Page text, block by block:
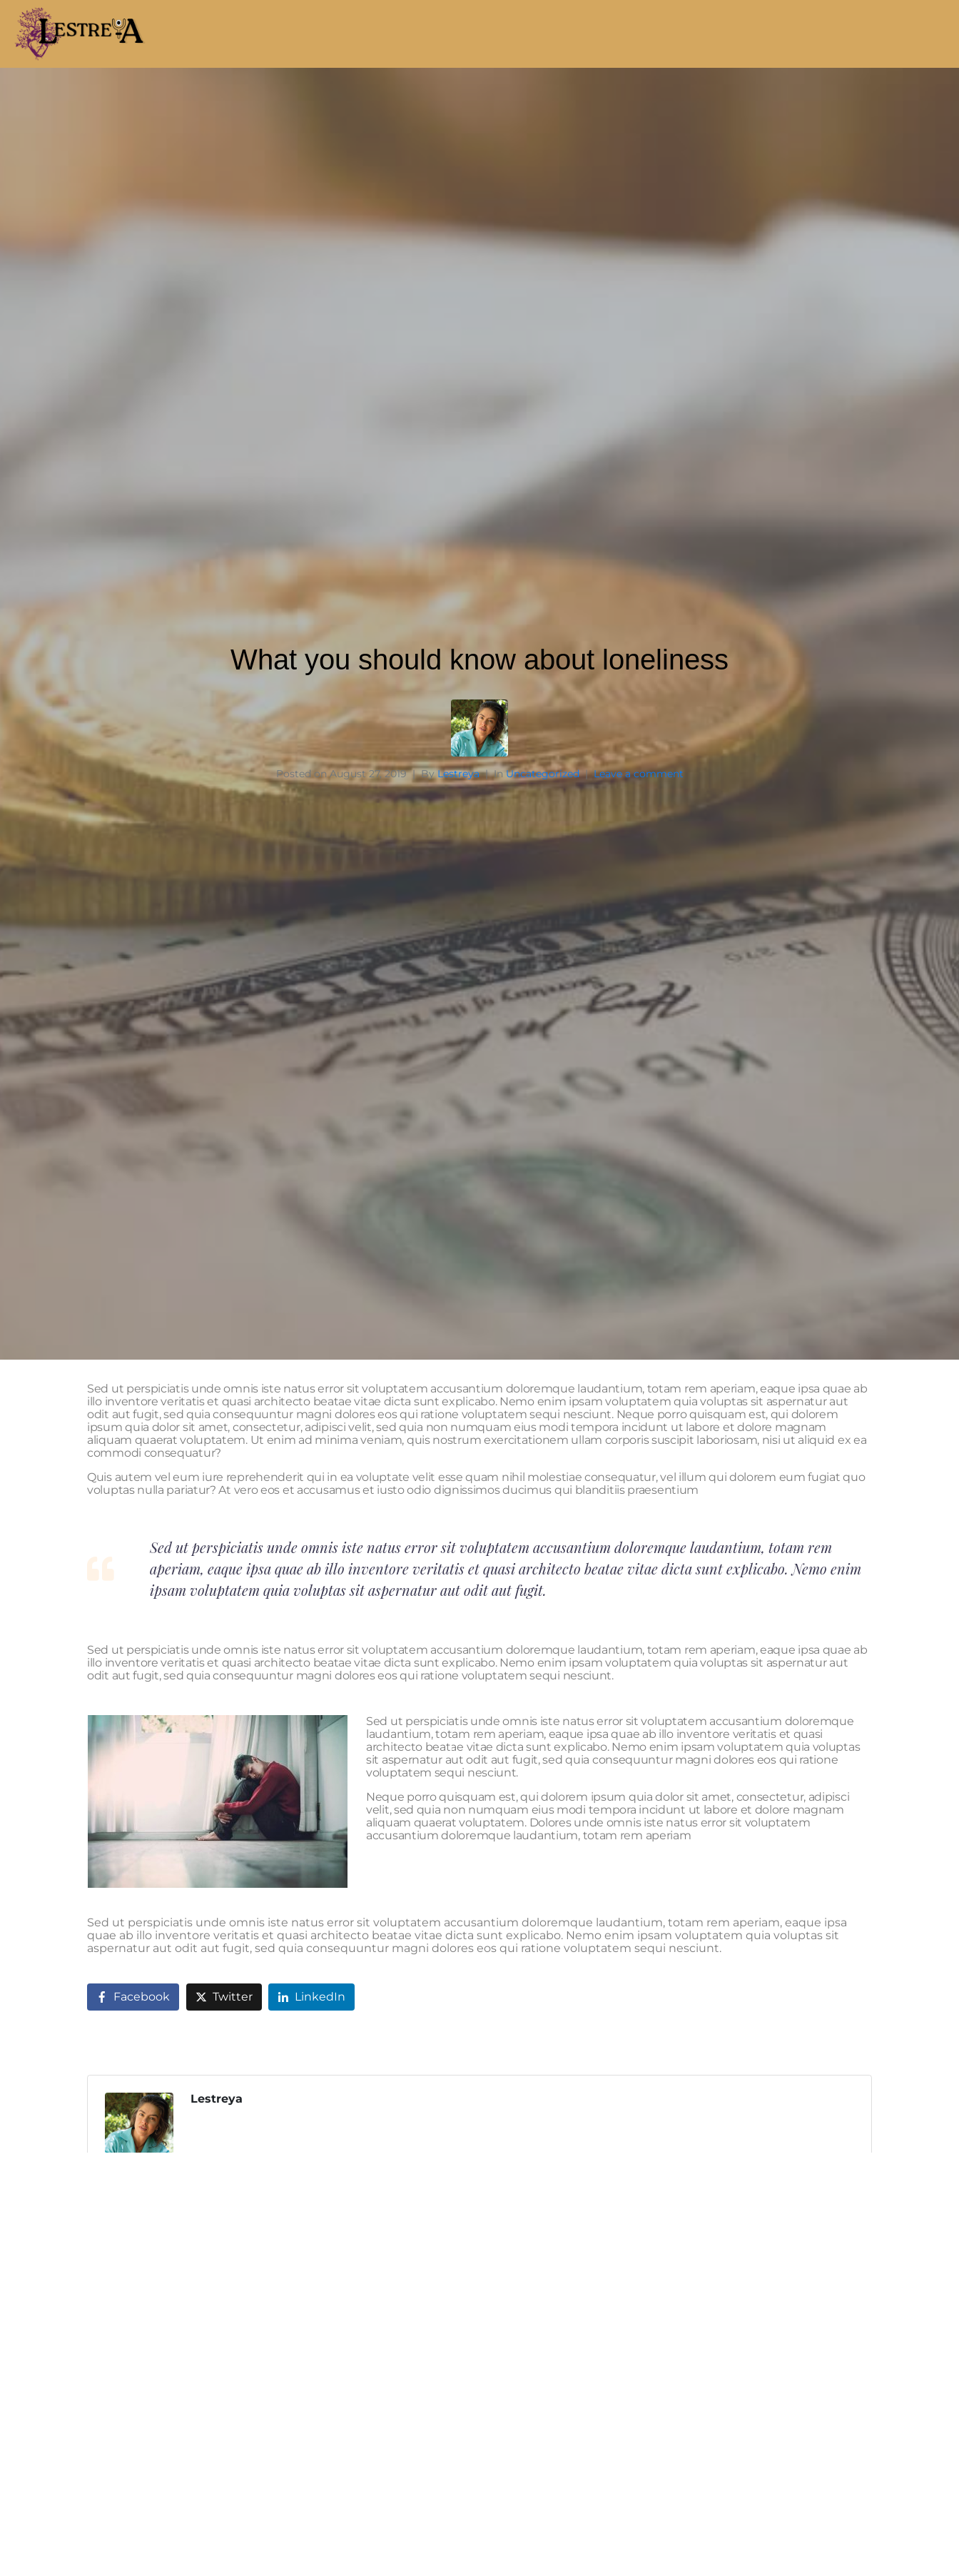
What you should know about loneliness
Posted onAugust 27, 2019 ByLestreya In Uncategorized Leave a comment
Sed ut perspiciatis unde omnis iste natus error sit voluptatem accusantium doloremque laudantium, totam rem aperiam, eaque ipsa quae ab
illo inventore veritatis et quasi architecto beatae vitae dicta sunt explicabo. Nemo enim ipsam voluptatem quia voluptas sit aspernatur aut
odit aut fugit, sed quia consequuntur magni dolores eos qui ratione voluptatem sequi nesciunt. Neque porro quisquam est, qui dolorem
ipsum quia dolor sit amet, consectetur, adipisci velit, sed quia non numquam eius modi tempora incidunt ut labore et dolore magnam
aliquam quaerat voluptatem. Ut enim ad minima veniam, quis nostrum exercitationem ullam corporis suscipit laboriosam, nisi ut aliquid ex ea
commodi consequatur?
Quis autem vel eum iure reprehenderit qui in ea voluptate velit esse quam nihil molestiae consequatur, vel illum qui dolorem eum fugiat quo
voluptas nulla pariatur? At vero eos et accusamus et iusto odio dignissimos ducimus qui blanditiis praesentium
Sed ut perspiciatis unde omnis iste natus error sit voluptatem accusantium doloremque laudantium, totam rem
aperiam, eaque ipsa quae ab illo inventore veritatis et quasi architecto beatae vitae dicta sunt explicabo. Nemo enim
ipsam voluptatem quia voluptas sit aspernatur aut odit aut fugit.
Sed ut perspiciatis unde omnis iste natus error sit voluptatem accusantium doloremque laudantium, totam rem aperiam, eaque ipsa quae ab
illo inventore veritatis et quasi architecto beatae vitae dicta sunt explicabo. Nemo enim ipsam voluptatem quia voluptas sit aspernatur aut
odit aut fugit, sed quia consequuntur magni dolores eos qui ratione voluptatem sequi nesciunt.
Sed ut perspiciatis unde omnis iste natus error sit voluptatem accusantium doloremque
laudantium, totam rem aperiam, eaque ipsa quae ab illo inventore veritatis et quasi
architecto beatae vitae dicta sunt explicabo. Nemo enim ipsam voluptatem quia voluptas
sit aspernatur aut odit aut fugit, sed quia consequuntur magni dolores eos qui ratione
voluptatem sequi nesciunt.
Neque porro quisquam est, qui dolorem ipsum quia dolor sit amet, consectetur, adipisci
velit, sed quia non numquam eius modi tempora incidunt ut labore et dolore magnam
aliquam quaerat voluptatem. Dolores unde omnis iste natus error sit voluptatem
accusantium doloremque laudantium, totam rem aperiam
Sed ut perspiciatis unde omnis iste natus error sit voluptatem accusantium doloremque laudantium, totam rem aperiam, eaque ipsa
quae ab illo inventore veritatis et quasi architecto beatae vitae dicta sunt explicabo. Nemo enim ipsam voluptatem quia voluptas sit
aspernatur aut odit aut fugit, sed quia consequuntur magni dolores eos qui ratione voluptatem sequi nesciunt.
Facebook Twitter LinkedIn
Lestreya